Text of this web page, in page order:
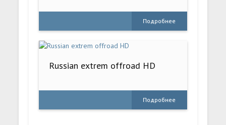
Подробнее
Russian extrem offroad HD
Подробнее